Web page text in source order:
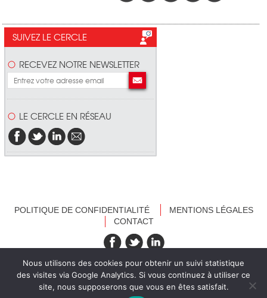
SUIVEZ LE CERCLE
RECEVEZ NOTRE NEWSLETTER
LE CERCLE EN RÉSEAU
POLITIQUE DE CONFIDENTIALITÉ
MENTIONS LÉGALES
CONTACT
recevez nos newsletters
Nous utilisons des cookies pour obtenir un suivi statistique
des visites via Google Analytics. Si vous continuez à utiliser ce
site, nous supposerons que vous en êtes satisfait.